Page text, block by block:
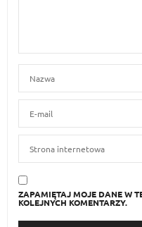
ZAPAMIĘTAJ MOJE DANE W
KOLEJNYCH KOMENTARZY.